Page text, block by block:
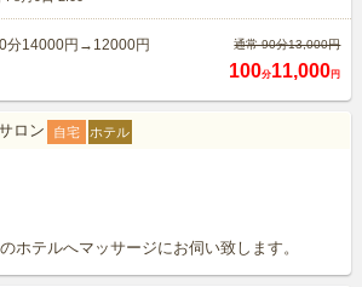
分14000円→12000円 通常 90分13,000円
100分11,000円
ロン ホテル
自宅
ホテルへマッサージにお伺い致します。